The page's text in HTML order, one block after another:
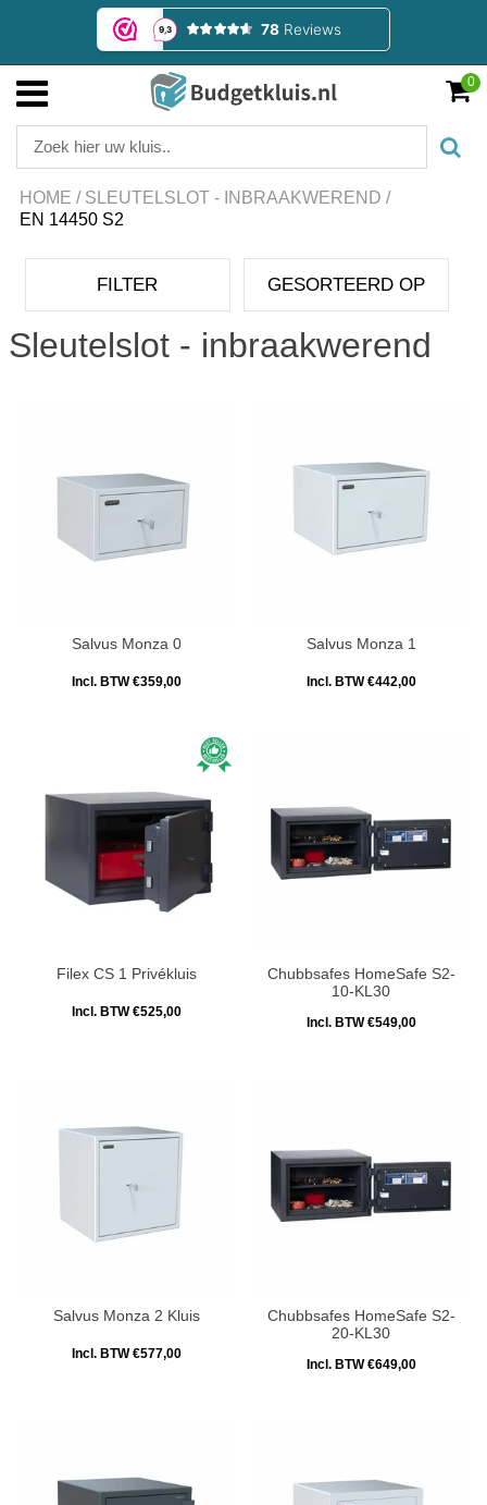
0
HOME / SLEUTELSLOT - INBRAAKWEREND /
EN 14450 S2
FILTER GESORTEERD OP
Sleutelslot - inbraakwerend
Salvus Monza 0
Incl. BTW €359,00
Salvus Monza 1
Incl. BTW €442,00
Filex CS 1 Privékluis
Incl. BTW €525,00
Chubbsafes HomeSafe S2-
10-KL30
Incl. BTW €549,00
Salvus Monza 2 Kluis
Incl. BTW €577,00
Chubbsafes HomeSafe S2-
20-KL30
Incl. BTW €649,00